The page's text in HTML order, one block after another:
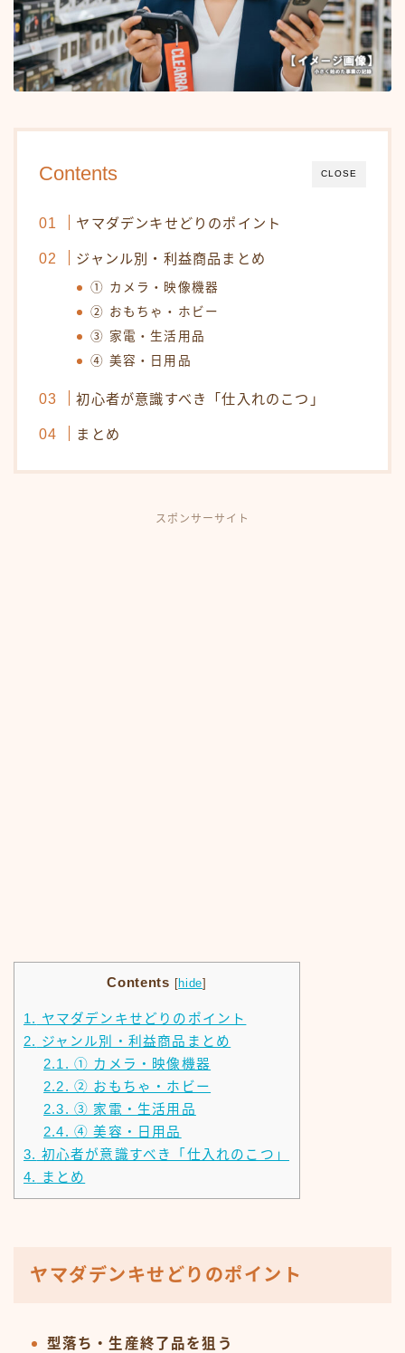
CLOSE
Contents
ヤマダデンキせどりのポイント
ジャンル別・利益商品まとめ
① カメラ・映像機器
② おもちゃ・ホビー
③ 家電・生活用品
④ 美容・日用品
初心者が意識すべき「仕入れのこつ」
まとめ
スポンサーサイト
Contents [hide]
1. ヤマダデンキせどりのポイント
2. ジャンル別・利益商品まとめ
2.1. ① カメラ・映像機器
2.2. ② おもちゃ・ホビー
2.3. ③ 家電・生活用品
2.4. ④ 美容・日用品
3. 初心者が意識すべき「仕入れのこつ」
4.
まとめ
ヤマダデンキせどりのポイント
型落ち・生産終了品を狙う